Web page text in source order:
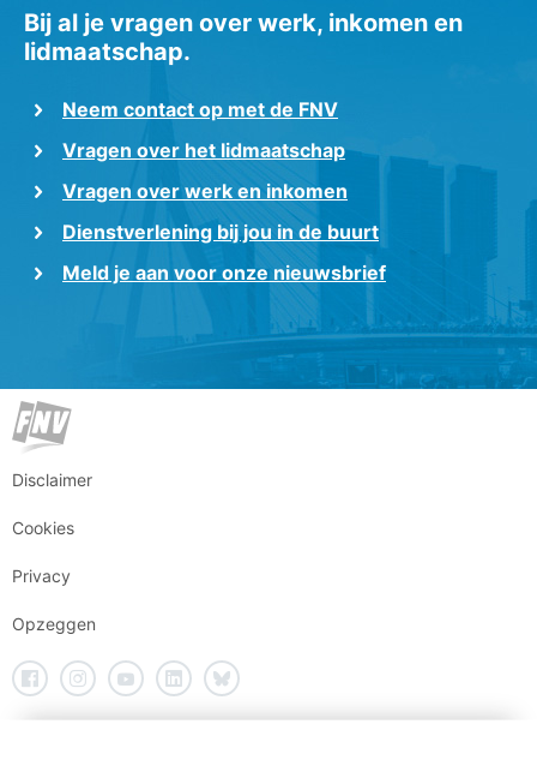
Bij al je vragen over werk, inkomen en
lidmaatschap.
Neem contact op met de FNV
Vragen over het lidmaatschap
Vragen over werk en inkomen
Dienstverlening bij jou in de buurt
Meld je aan voor onze nieuwsbrief
Disclaimer
Cookies
Privacy
Opzeggen